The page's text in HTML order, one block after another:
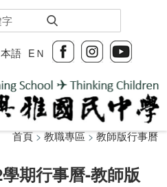
語 EＮ
期行事曆-教師版
首頁>教職專區>教師版行事曆